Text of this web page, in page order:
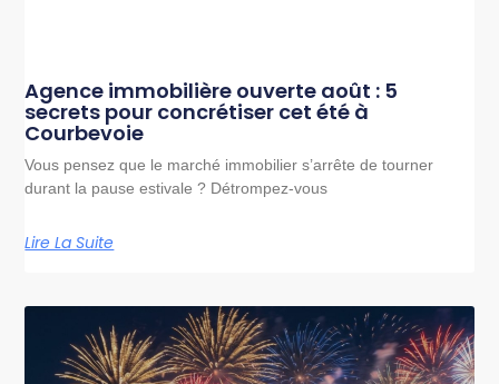
Agence immobilière ouverte août : 5
secrets pour concrétiser cet été à
Courbevoie
Vous pensez que le marché immobilier s’arrête de tourner
durant la pause estivale ? Détrompez-vous
Lire La Suite